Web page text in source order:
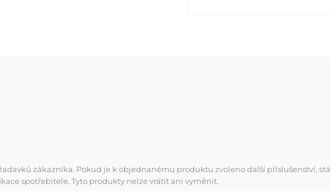
zákazníka. Pokud je k objednanému produktu zvoleno další příslušenství,
spotřebitele. Tyto produkty nelze vrátit ani vyměnit.